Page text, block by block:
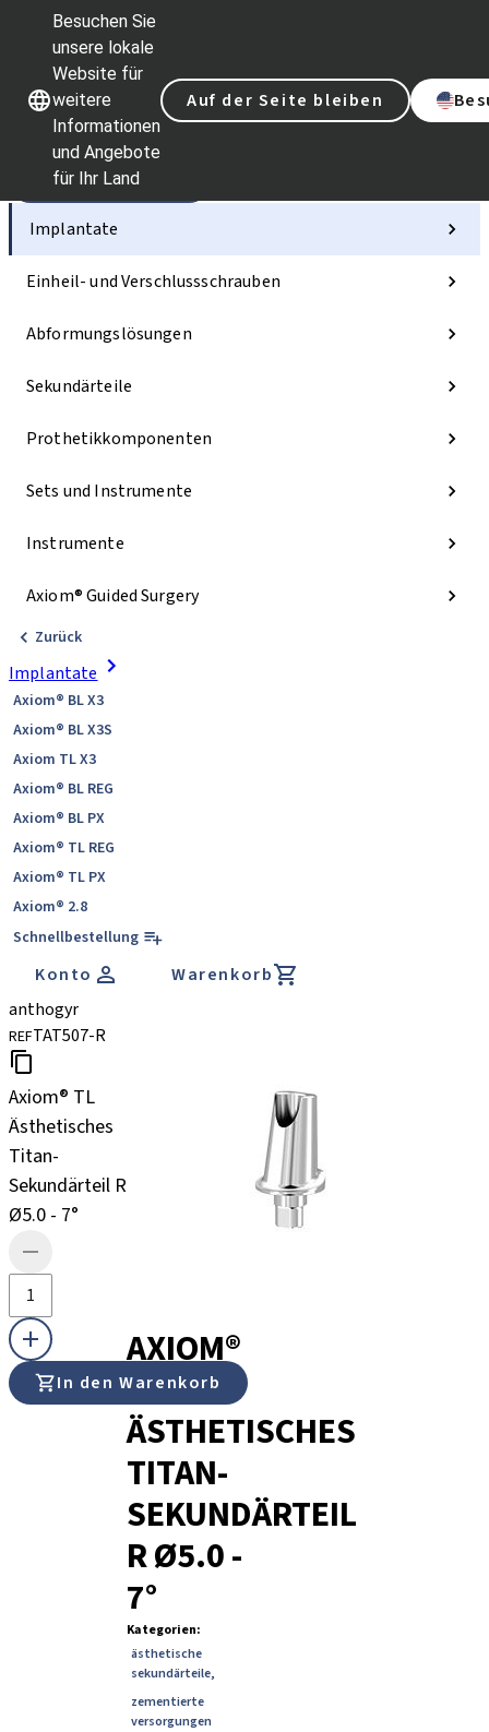
Besuchen Sie
unsere lokale
Website für
weitere
Informationen
und Angebote
für Ihr Land
Auf der Seite bleiben
Unsere MarkenUnsere Marken
Kategorien
Implantate
Einheil- und Verschlussschrauben
Abformungslösungen
Sekundärteile
Prothetikkomponenten
Sets und Instrumente
Instrumente
Axiom® Guided Surgery
Zurück
Implantate
Axiom® BL X3
Axiom® BL X3S
Axiom TL X3
Axiom® BL REG
Axiom® BL PX
Axiom® TL REG
Axiom® TL PX
Axiom® 2.8
Schnellbestellung
Konto
Warenkorb
anthogyr
REFTAT507-R
Axiom® TL
Ästhetisches
Titan-
Sekundärteil R
Ø5.0 - 7°
In den Warenkorb
AXIOM®
TL
ÄSTHETISCHES
TITAN-
SEKUNDÄRTEIL
R Ø5.0 -
7°
Kategorien:
ästhetische
sekundärteile,
zementierte
versorgungen